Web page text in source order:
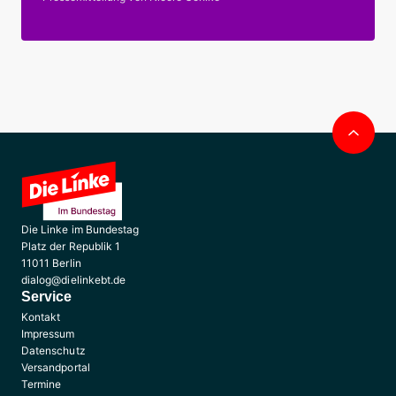
Die Linke im Bundestag
Platz der Republik 1
11011 Berlin
dialog@dielinkebt.de
Service
Kontakt
Impressum
Datenschutz
Versandportal
Termine